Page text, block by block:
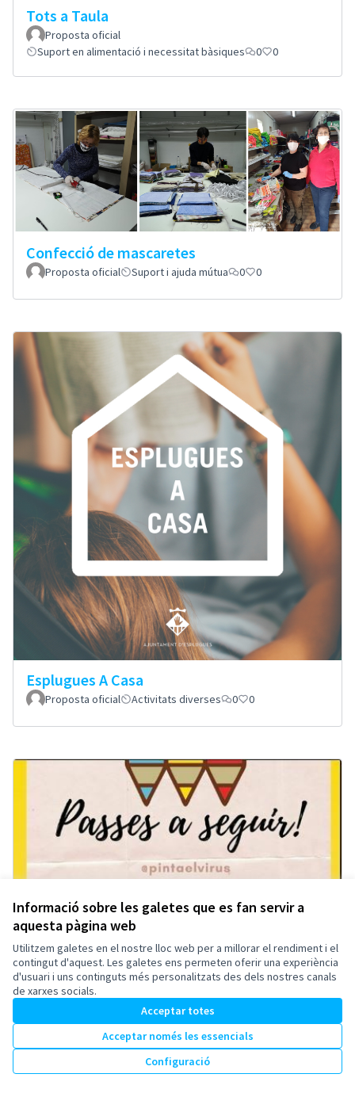
Informació sobre les galetes que es fan servir a
aquesta pàgina web
Utilitzem galetes en el nostre lloc web per a millorar el rendiment i el
contingut d'aquest. Les galetes ens permeten oferir una experiència
d'usuari i uns continguts més personalitzats des dels nostres canals
de xarxes socials.
Acceptar totes
Acceptar només les essencials
Configuració
Tots a Taula
Proposta oficial
Suport en alimentació i necessitat bàsiques
0 0
Confecció de mascaretes
Proposta oficial Suport i ajuda mútua 0 0
Esplugues A Casa
Proposta oficial Activitats diverses 0 0